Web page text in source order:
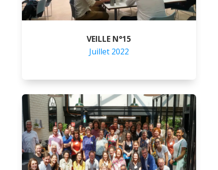
VEILLE N°15
Juillet 2022